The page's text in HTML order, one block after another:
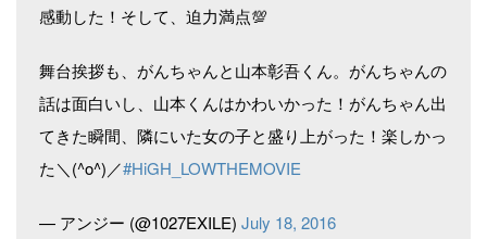
感動した！そして、迫力満点💯
舞台挨拶も、がんちゃんと山本彰吾くん。がんちゃんの
話は面白いし、山本くんはかわいかった！がんちゃん出
てきた瞬間、隣にいた女の子と盛り上がった！楽しかっ
た＼(^o^)／#HiGH_LOWTHEMOVIE
— アンジー (@1027EXILE) July 18, 2016